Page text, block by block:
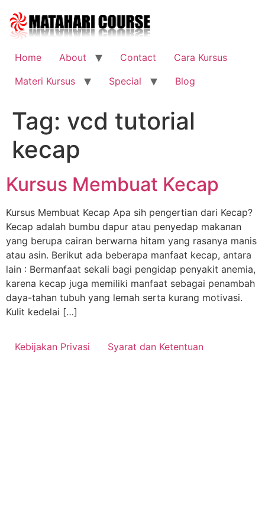
content
Home
About Contact
Cara Kursus
Materi Kursus
Special Blog
Tag: vcd tutorial
kecap
Kursus Membuat Kecap
Kursus Membuat Kecap Apa sih pengertian dari Kecap?
Kecap adalah bumbu dapur atau penyedap makanan
yang berupa cairan berwarna hitam yang rasanya manis
atau asin. Berikut ada beberapa manfaat kecap, antara
lain : Bermanfaat sekali bagi pengidap penyakit anemia,
karena kecap juga memiliki manfaat sebagai penambah
daya-tahan tubuh yang lemah serta kurang motivasi.
Kulit kedelai […]
Kebijakan Privasi Syarat dan Ketentuan